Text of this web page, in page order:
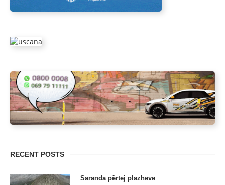
RECENT POSTS
Saranda përtej plazheve